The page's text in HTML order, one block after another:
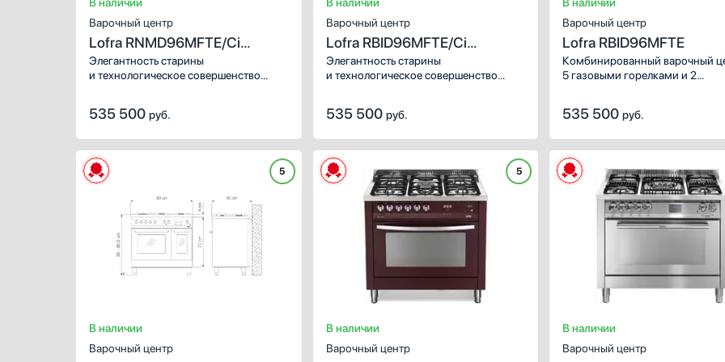
Варочный центр
Lofra RNMD96MFTE/Ci
CHROME
Элегантность старины
и технологическое совершенство
от LOFRA. Цвет NERO MATT, словно
шелке, окутывает корпус плиты,
создавая атмосферу уюта и роскоши
на вашей кухне.
535 500 руб.
Варочный центр
Lofra RBID96MFTE/Ci
CHROME
Элегантность старины
и технологическое совершенство
от LOFRA. Цвет AVORIO, словно
шелке, окутывает корпус плиты,
создавая атмосферу уюта и роскоши
на вашей кухне.
535 500 руб.
Варочный центр
Lofra RBID96MFTE
Комбинированный варочный
5 газовыми горелками и 2
многофункциональной).
535 500 руб.
5
В наличии
Варочный центр
5
В наличии
Варочный центр
В наличии
Варочный центр